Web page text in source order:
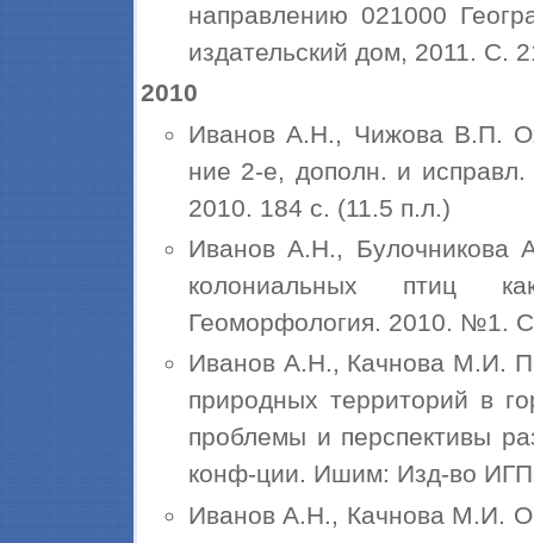
направлению 021000
издательский дом, 2011. С.
2010
Иванов А.Н., Чижова В.П.
ние 2-е, дополн. и
2010. 184 с. (11.5 п.л.)
Иванов А.Н., Булочникова
колониальных птиц
Геоморфология. 2010. №1.
Иванов А.Н., Качнова М.И.
природных территорий в
проблемы и перспективы
конф-ции. Ишим: Изд-во
Иванов А.Н., Качнова М.И.